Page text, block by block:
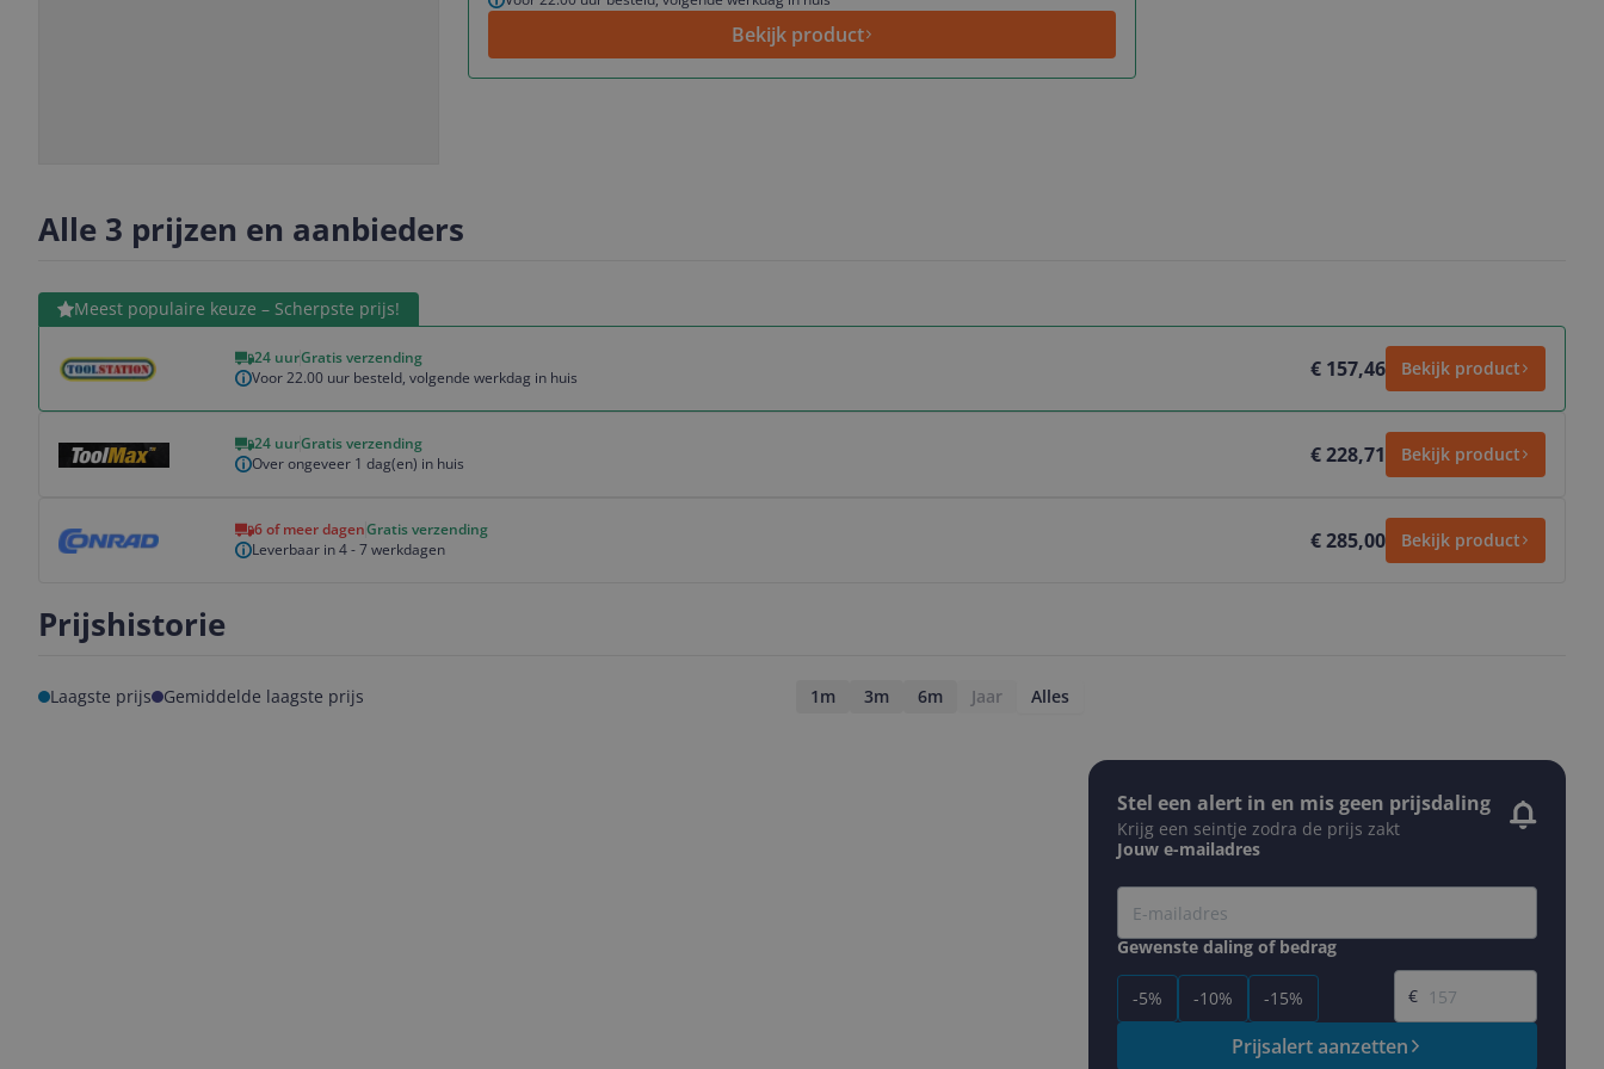
Bekijk product
Alle 3 prijzen en aanbieders
Meest populaire keuze – Scherpste prijs!
24 uurGratis verzending
Voor 22.00 uur besteld, volgende werkdag in huis
€ 157,46 Bekijk product
Bekijk product
24 uurGratis verzending
Over ongeveer 1 dag(en) in huis
€ 228,71 Bekijk product
6 of meer dagenGratis verzending
Leverbaar in 4 - 7 werkdagen
€ 285,00 Bekijk product
Prijshistorie
Laagste prijs Gemiddelde laagste prijs 1m 3m 6m Jaar Alles
Stel een alert in en mis geen prijsdaling
Krijg een seintje zodra de prijs zakt
Jouw e-mailadres
Gewenste daling of bedrag
-5% -10% -15%
Gewenste prijs
€
Prijsalert aanzetten